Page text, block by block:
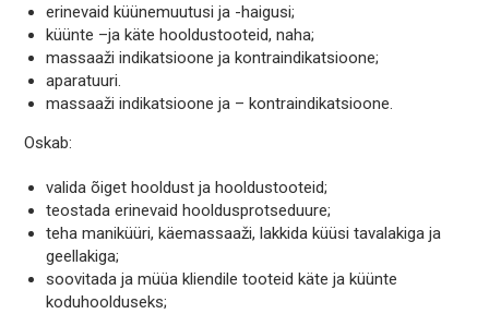
erinevaid küünemuutusi ja -haigusi;
küünte –ja käte hooldustooteid, naha;
massaaži indikatsioone ja kontraindikatsioone;
aparatuuri.
massaaži indikatsioone ja – kontraindikatsioone.
Oskab:
valida õiget hooldust ja hooldustooteid;
teostada erinevaid hooldusprotseduure;
teha maniküüri, käemassaaži, lakkida küüsi tavalakiga ja
geellakiga;
soovitada ja müüa kliendile tooteid käte ja küünte
koduhoolduseks;